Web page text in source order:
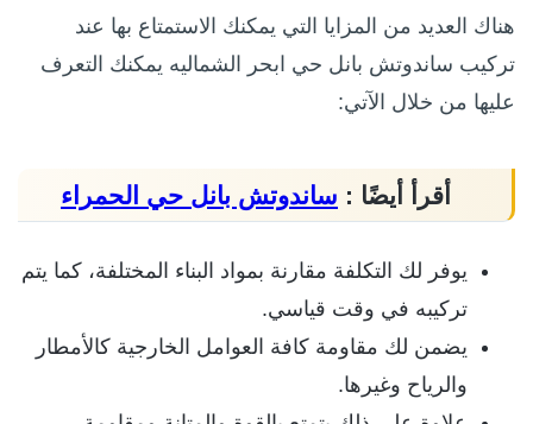
هناك العديد من المزايا التي يمكنك الاستمتاع بها عند
تركيب ساندوتش بانل حي ابحر الشماليه يمكنك التعرف
عليها من خلال الآتي:
أقرأ أيضًا : ساندوتش بانل حي الحمراء
يوفر لك التكلفة مقارنة بمواد البناء المختلفة، كما يتم
تركيبه في وقت قياسي.
يضمن لك مقاومة كافة العوامل الخارجية كالأمطار
والرياح وغيرها.